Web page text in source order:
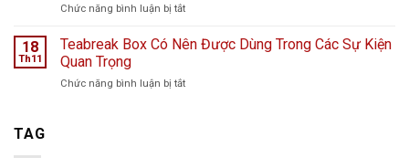
chuyện
Cầu
Perfume
Tiệc
Đãi
Ngọt
Chức năng bình luận bị tắtở
Loại
Trà
18
Th11
Teabreak Box Có Nên Được Dùng Trong Các Sự Kiện
Quan Trọng
Chức năng bình luận bị tắtở
TAG